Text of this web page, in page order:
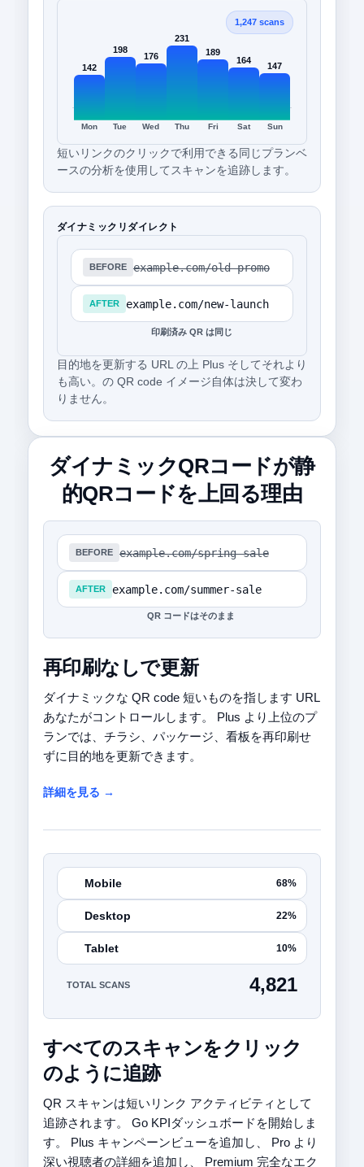
1,247 scans
142
Mon
198
Tue
176
Wed
231
Thu
189
Fri
164
Sat
147
Sun
短いリンクのクリックで利用できる同じプランベ
ースの分析を使用してスキャンを追跡します。
ダイナミックリダイレクト
BEFORE example.com/old-promo
AFTER example.com/new-launch
印刷済み QR は同じ
目的地を更新する URL の上 Plus そしてそれより
も高い。の QR code イメージ自体は決して変わ
りません。
ダイナミックQRコードが静
的QRコードを上回る理由
BEFORE example.com/spring-sale
AFTER example.com/summer-sale
QR コードはそのまま
再印刷なしで更新
ダイナミックな QR code 短いものを指します URL
あなたがコントロールします。 Plus より上位のプ
ランでは、チラシ、パッケージ、看板を再印刷せ
ずに目的地を更新できます。
詳細を見る →
Mobile 68%
Desktop 22%
Tablet 10%
TOTAL SCANS 4,821
すべてのスキャンをクリック
のように追跡
QR スキャンは短いリンク アクティビティとして
追跡されます。 Go KPIダッシュボードを開始しま
す。 Plus キャンペーンビューを追加し、 Pro より
深い視聴者の詳細を追加し、 Premium 完全なエク